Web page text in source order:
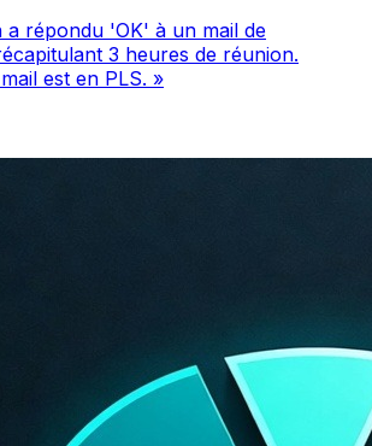
a répondu 'OK' à un mail de
3 heures de réunion.
est en PLS. »